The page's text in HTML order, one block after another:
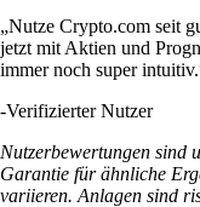
„Nutze Crypto.com seit
jetzt mit Aktien und
immer noch super
-Verifizierter Nutzer
Nutzerbewertungen sind
Garantie für ähnliche
variieren. Anlagen sind